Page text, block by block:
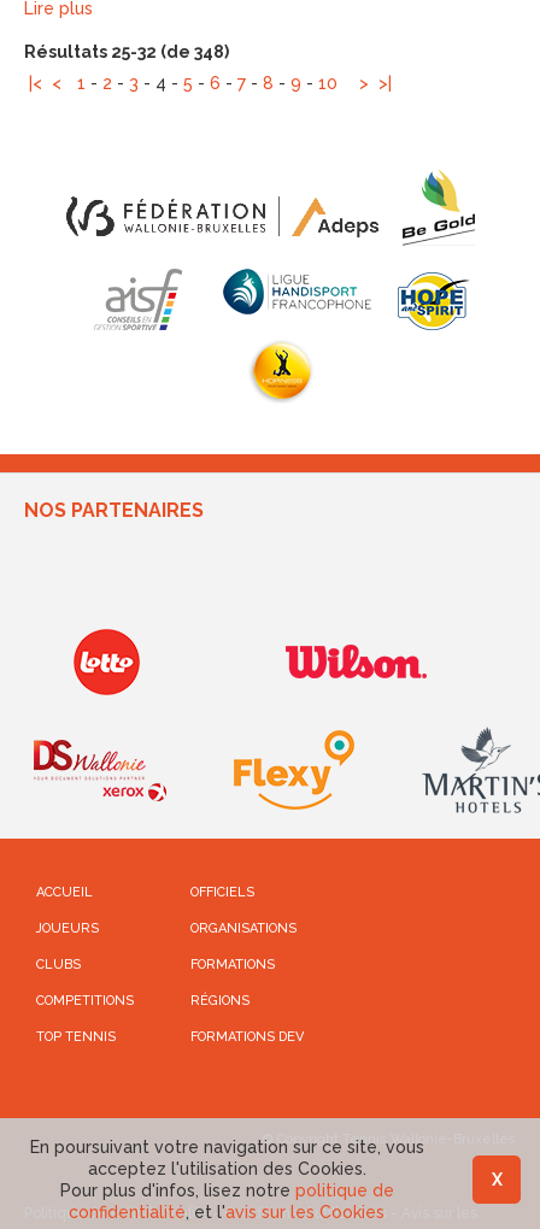
Lire plus
Résultats 25-32 (de 348)
|<
< 1 - 2 - 3 - 4 - 5 - 6 - 7 - 8 - 9 - 10 > >|
NOS PARTENAIRES
ACCUEIL
JOUEURS
CLUBS
COMPETITIONS
TOP TENNIS
OFFICIELS
ORGANISATIONS
FORMATIONS
RÉGIONS
FORMATIONS DEV
© Copyright Tennis Wallonie-Bruxelles
Politique de confidentialité-Conditions d'utilisations
X
En poursuivant votre navigation sur ce site, vous
acceptez l'utilisation des Cookies.
Pour plus d'infos, lisez notre politique de
confidentialité , et l'avis sur les Cookies